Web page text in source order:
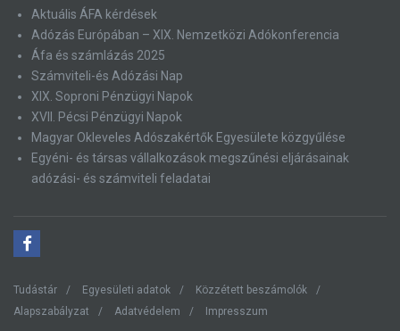
Aktuális ÁFA kérdések
Adózás Európában – XIX. Nemzetközi Adókonferencia
Áfa és számlázás 2025
Számviteli-és Adózási Nap
XIX. Soproni Pénzügyi Napok
XVII. Pécsi Pénzügyi Napok
Magyar Okleveles Adószakértők Egyesülete közgyűlése
Egyéni- és társas vállalkozások megszűnési eljárásainak
adózási- és számviteli feladatai
Tudástár Egyesületi adatok
Közzétett beszámolók
Alapszabályzat
Adatvédelem Impresszum